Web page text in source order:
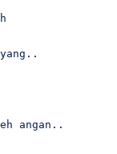
angan..